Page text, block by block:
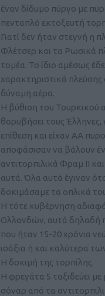
έναν δίδυμο πύργο με
πενταπλό εκτοξευτή
Γιατί δεν ήταν στεγνή η
Φλέτσερ και τα Ρωσικά
τομέα. Το ίδιο αμέσως
χαρακτηριστικά
δύναμη αέρα.
Η βύθιση του Τουρκικού
θορυβήσει τους Έλληνες,
επίθεση και είχαν ΑΑ
αποφάσισαν να βάλουν
αντιτορπιλικά Φραμ ΙΙ
αυτά. Όλα αυτά έγιναν
δοκιμάσαμε τα οπλικά
Η τότε κυβέρνηση
Ολλανδών, αυτά δηλαδή
που ήταν 15-20 χρόνια
ισάξια ή και καλύτερα
Η δοκιμή της τορπίλης.
Η φρεγάτα S ταξιδεύει
σόναρ από τα